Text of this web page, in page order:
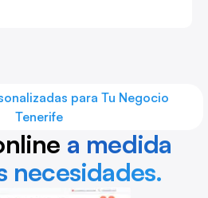
para Tu Negocio
Tenerife
a medida
necesidades.